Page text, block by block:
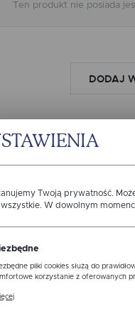
Ten produkt nie posiada
DODAJ
Opinie
Twoją prywatność.
wszystkie. W dowolnym
pliki cookies służą do
korzystanie z oferowanych
preferencji prywatności,